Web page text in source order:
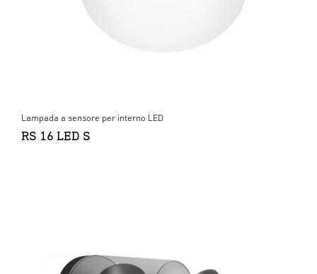
Lampada a sensore per interno LED
RS 16 LED S